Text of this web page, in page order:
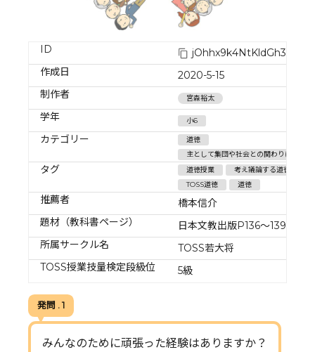
ID
jOhhx9k4NtKldGh3A3Gu
作成日
2020-5-15
制作者
宮森裕太
学年 小6
カテゴリー
道徳
主として集団や社会との関わりに関す
タグ 道徳授業 考え議論する道徳
TOSS道徳
道徳
推薦者
橋本信介
題材（教科書ページ）
日本文教出版P136～139
所属サークル名
TOSS若大将
TOSS授業技量検定段級位
5級
発問 . 1
みんなのために頑張った経験はありますか？